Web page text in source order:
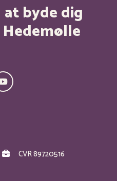
byde dig
CVR 89720516